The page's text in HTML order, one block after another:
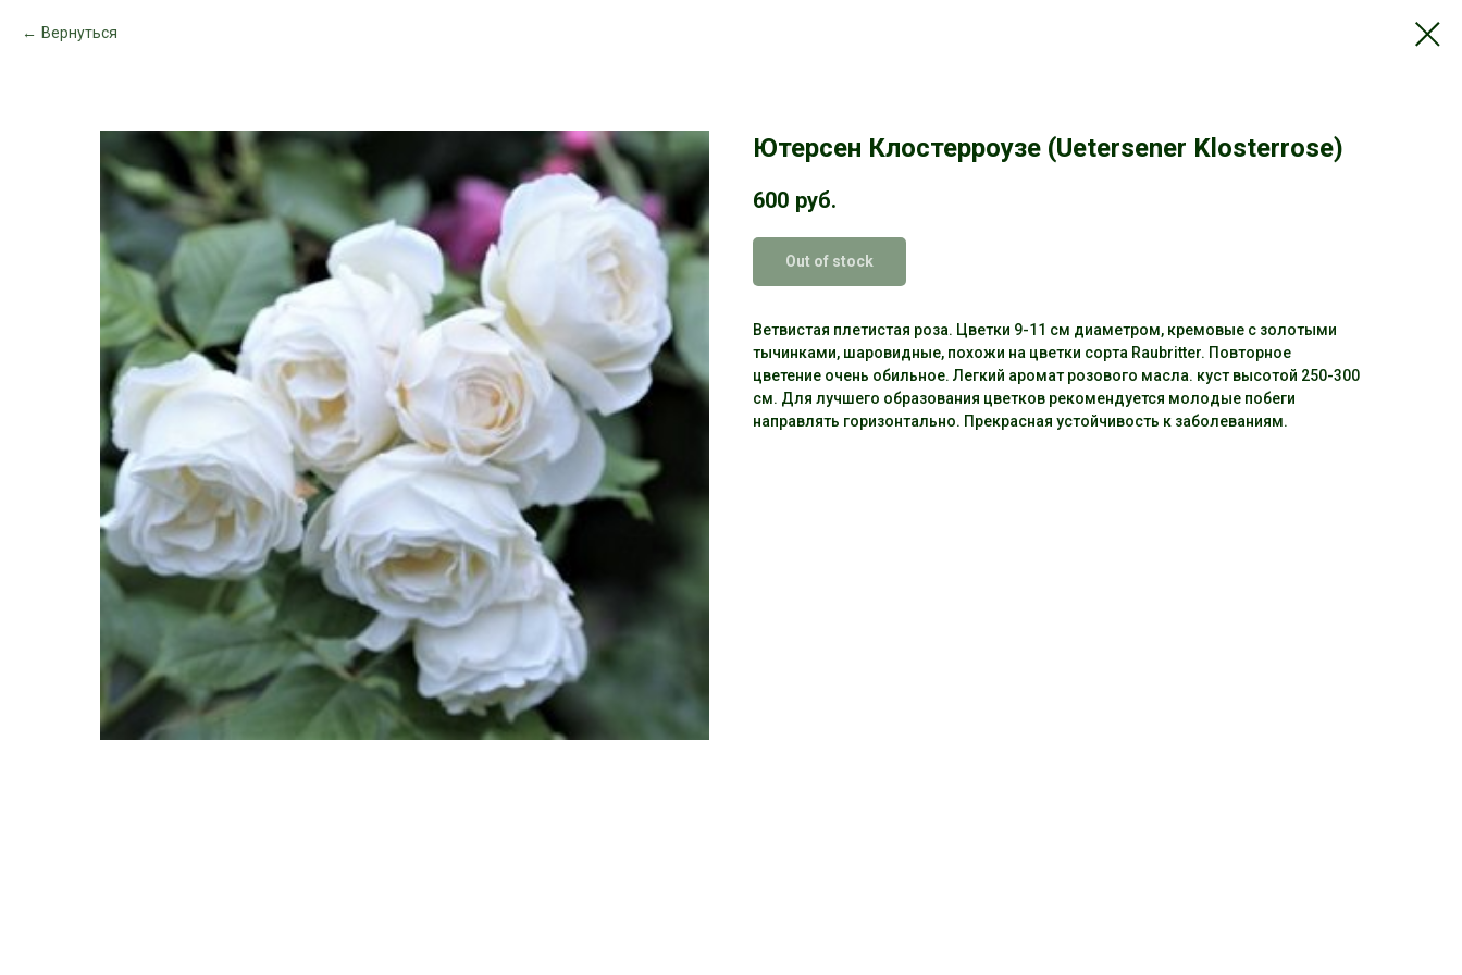
Вернуться
Ютерсен Клостерроузе (Uetersener Klosterrose)
600 руб.
Out of stock
Ветвистая плетистая роза. Цветки 9-11 см диаметром, кремовые с золотыми
тычинками, шаровидные, похожи на цветки сорта Raubritter. Повторное
цветение очень обильное. Легкий аромат розового масла. куст высотой 250-300
см. Для лучшего образования цветков рекомендуется молодые побеги
направлять горизонтально. Прекрасная устойчивость к заболеваниям.